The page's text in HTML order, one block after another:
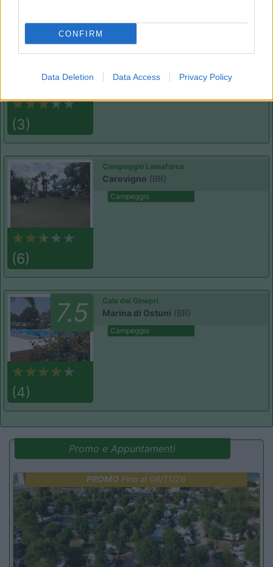
CONFIRM
Data Deletion Data Access Privacy Policy
6.3
(3)
Porto Cesareo
(6)
Campeggio Lamaforca
Carovigno (BR)
Campeggio
7.5
(4)
Cala dei Ginepri
Marina di Ostuni (BR)
Campeggio
Promo e Appuntamenti
PROMO Fino al 08/11/26